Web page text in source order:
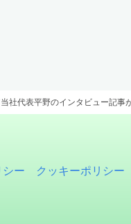
社代表平野のインタビュー記事
シー クッキーポリシー